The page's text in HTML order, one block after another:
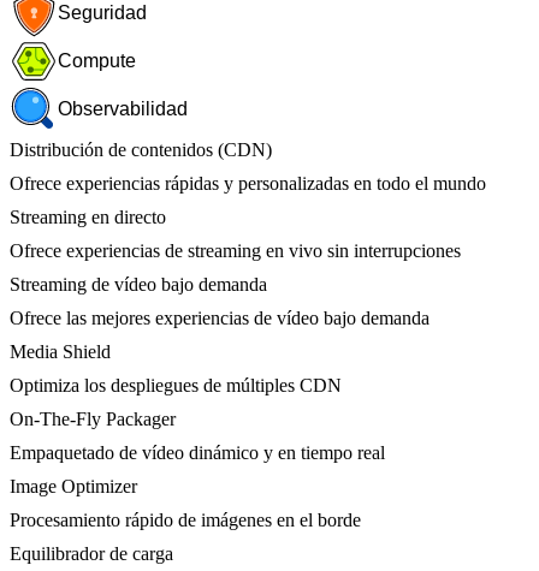
Seguridad
Compute
Observabilidad
Distribución de contenidos (CDN)
Ofrece experiencias rápidas y personalizadas en todo el mundo
Streaming en directo
Ofrece experiencias de streaming en vivo sin interrupciones
Streaming de vídeo bajo demanda
Ofrece las mejores experiencias de vídeo bajo demanda
Media Shield
Optimiza los despliegues de múltiples CDN
On-The-Fly Packager
Empaquetado de vídeo dinámico y en tiempo real
Image Optimizer
Procesamiento rápido de imágenes en el borde
Equilibrador de carga